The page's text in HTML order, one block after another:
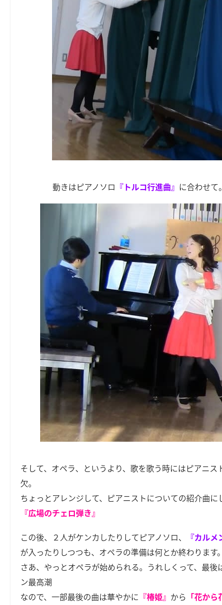
動きはピアノソロ 『トルコ行進曲』 に合わせて
そして、オペラ、というより、歌を歌う時にはピアニス
欠。
ちょっとアレンジして、ピアニストについての紹介曲に
『広場のチェロ弾き』
この後、２人がケンカしたりしてピアノソロ、
『カル
が入ったりしつつも、オペラの準備は何とか終わります
さあ、やっとオペラが始められる。うれしくって、最後
ン最高潮
なので、一部最後の曲は華やかに 『椿姫』 から 「花か